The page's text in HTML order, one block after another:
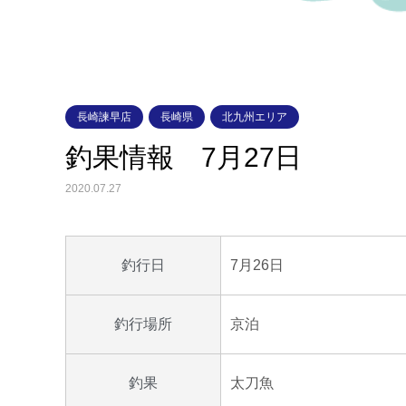
長崎諫早店 長崎県 北九州エリア
釣果情報 7月27日
2020.07.27
釣行日 7月26日
釣行場所 京泊
釣果 太刀魚